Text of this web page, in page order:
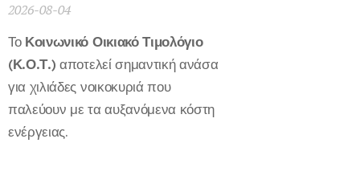
2026-08-04
Το Κοινωνικό Οικιακό Τιμολόγιο
(Κ.Ο.Τ.) αποτελεί σημαντική ανάσα
για χιλιάδες νοικοκυριά που
παλεύουν με τα αυξανόμενα κόστη
ενέργειας.